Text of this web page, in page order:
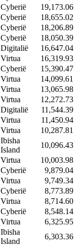
Cyberië
19,173.06
Cyberië
18,655.02
Cyberië
18,206.89
Cyberië
18,050.39
Digitalië
16,647.04
Virtua
16,319.93
Cyberië
15,390.47
Virtua
14,099.61
Virtua
13,065.98
Virtua
12,272.73
Digitalië
11,544.39
Virtua
11,450.94
Virtua
10,287.81
Ibisha
Island
10,096.43
Virtua
10,003.98
Cyberië
9,879.04
Virtua
9,749.34
Cyberië
8,773.89
Virtua
8,714.60
Cyberië
8,548.14
Virtua
6,325.95
Ibisha
Island
6,303.36